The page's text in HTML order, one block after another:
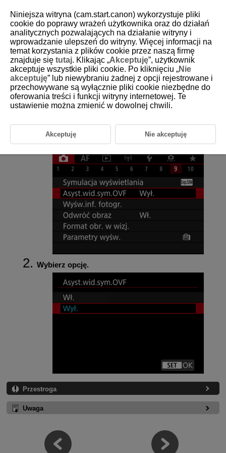
D180-096
Symulacja wizjera optycznego
Podczas robienia zdjęć dostępne jest naturalnie wyglądające
wyświetlanie wizjera i ekranu, odwzorowanie widoku z wizjera
optycznego. Zwróć uwagę, że obrazy wyświetlone przy tej funkcji
ustawionej na [ Wł.] mogą różnić się od rzeczywistych wyników
Wybierz [ :Asyst.wid.sym.OVF].
Wybierz opcję.
Przestroga
Uwaga
Niniejsza witryna (cam.start.canon) wykorzystuje pliki
cookie do poprawy wrażeń użytkownika oraz do działań
analitycznych pozwalających na działanie witryny i
wprowadzanie ulepszeń do witryny. Więcej informacji na
temat korzystania z plików cookie przez naszą firmę
znajduje się tutaj. Klikając „Akceptuję”, użytkownik
akceptuje wszystkie pliki cookie. Po kliknięciu „Nie
akceptuję” lub niewybraniu żadnej z opcji rejestrowane i
przechowywane są wyłącznie pliki cookie niezbędne do
oferowania treści i funkcji witryny internetowej. Te
ustawienie można zmienić w dowolnej chwili.
Akceptuję Nie akceptuję